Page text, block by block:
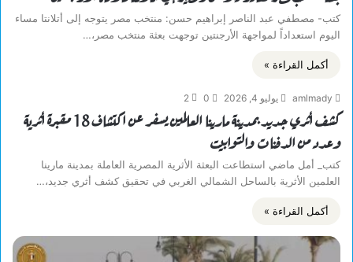
كتب- مصطفي عبد الناصر إبراهيم حسن: منتخب مصر يتوجه إلى أتلانتا مساء
اليوم استعداداً لمواجهة الأرجنتين توجهت بعثة منتخب مصر،…
أكمل القراءة »
amlmady يوليو 4, 2026 0
2
كشف أثري جديد بمدينة مارينا العالمين يسفر عن اكتشاف 18 مقبرة أثرية
وعدد من الدفنات والتوابيت
كتب_ أمل ماضي استطاعت البعثة الأثرية المصرية العاملة بمدينة مارينا
العلمين الأثرية بالساحل الشمالي الغربي في تحقيق كشف أثري جديد،…
أكمل القراءة »